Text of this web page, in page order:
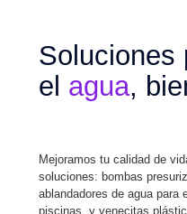
Soluciones
el agua,
Mejoramos tu calidad de
soluciones: bombas
ablandadores de agua para
piscinas, y venecitas